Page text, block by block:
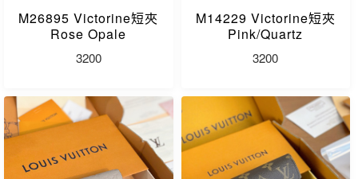
M26895 Victorine短夾
Rose Opale
3200
M14229 Victorine短夾
Pink/Quartz
3200